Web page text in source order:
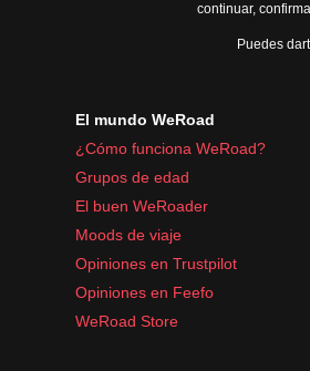
continuar,
Puedes
El mundo WeRoad
¿Cómo funciona WeRoad?
Grupos de edad
El buen WeRoader
Moods de viaje
Opiniones en Trustpilot
Opiniones en Feefo
WeRoad Store